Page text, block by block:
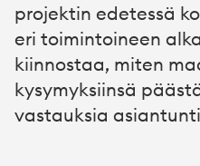
projektin edetessä
eri toimintoineen
kiinnostaa, miten
kysymyksiinsä
vastauksia